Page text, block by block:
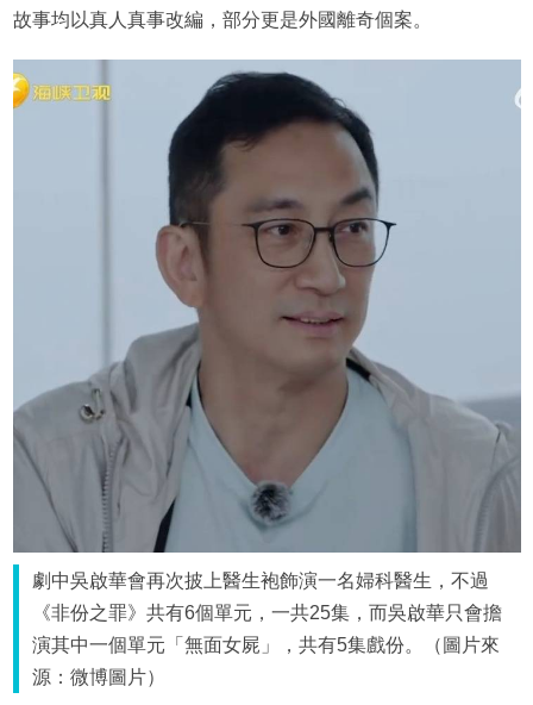
故事均以真人真事改編，部分更是外國離奇個案。
劇中吳啟華會再次披上醫生袍飾演一名婦科醫生，不過
《非份之罪》共有6個單元，一共25集，而吳啟華只會擔
演其中一個單元「無面女屍」，共有5集戲份。（圖片來
源：微博圖片）